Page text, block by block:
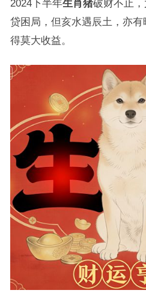
2024下半年生肖猪破财不止，
贷困局，但亥水遇辰土，亦
得莫大收益。